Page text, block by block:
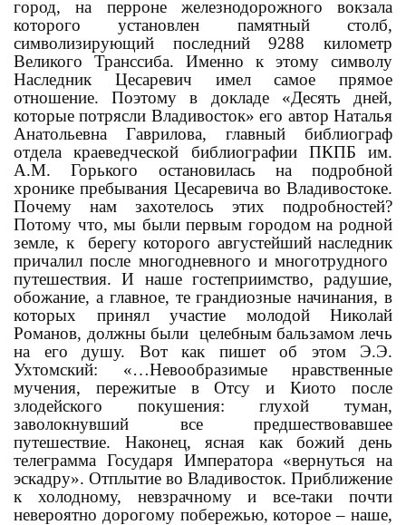
город, на перроне железнодорожного вокзала
которого установлен памятный столб,
символизирующий последний 9288 километр
Великого Транссиба. Именно к этому символу
Наследник Цесаревич имел самое прямое
отношение. Поэтому в докладе «Десять дней,
которые потрясли Владивосток» его автор Наталья
Анатольевна Гаврилова, главный библиограф
отдела краеведческой библиографии ПКПБ им.
А.М. Горького остановилась на подробной
хронике пребывания Цесаревича во Владивостоке.
Почему нам захотелось этих подробностей?
Потому что, мы были первым городом на родной
земле, к берегу которого августейший наследник
причалил после многодневного и многотрудного
путешествия. И наше гостеприимство, радушие,
обожание, а главное, те грандиозные начинания, в
которых принял участие молодой Николай
Романов, должны были целебным бальзамом лечь
на его душу. Вот как пишет об этом Э.Э.
Ухтомский: «…Невообразимые нравственные
мучения, пережитые в Отсу и Киото после
злодейского покушения: глухой туман,
заволокнувший все предшествовавшее
путешествие. Наконец, ясная как божий день
телеграмма Государя Императора «вернуться на
эскадру». Отплытие во Владивосток. Приближение
к холодному, невзрачному и все-таки почти
невероятно дорогому побережью, которое – наше,